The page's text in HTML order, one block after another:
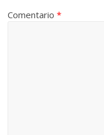
Comentario*